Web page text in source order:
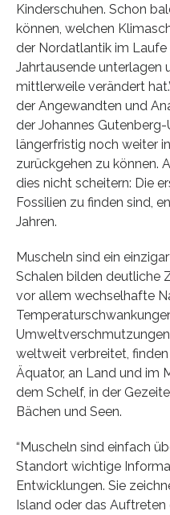
Kinderschuhen. Schon
können, welchen
der Nordatlantik im Laufe
Jahrtausende unterlagen
mittlerweile verändert
der Angewandten und
der Johannes Gutenberg-
längerfristig noch weiter
zurückgehen zu können.
dies nicht scheitern: Die
Fossilien zu finden sind,
Jahren.
Muscheln sind ein
Schalen bilden deutliche
vor allem wechselhafte
weltweit verbreitet,
Äquator, an Land und im
dem Schelf, in der
Bächen und Seen.
“Muscheln sind einfach
Standort wichtige
Entwicklungen. Sie
Island oder das Auftreten